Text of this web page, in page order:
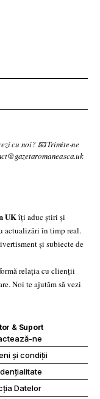
cu noi? 📧 Trimite-ne
UKîți aduc știri și
actualizări în timp real.
și subiecte de
relația cu clienții
Noi te ajutăm să vezi
& Suport
ne
și condiții
Datelor